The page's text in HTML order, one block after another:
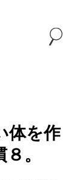
体を作
。